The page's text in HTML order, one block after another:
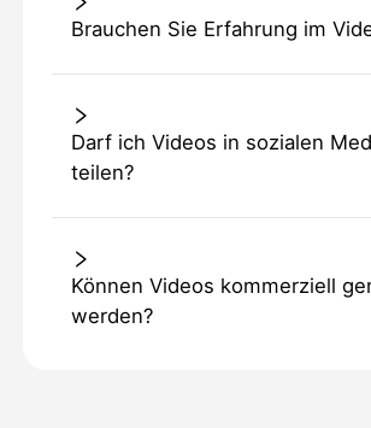
Brauchen Sie Erfahrung im
Darf ich Videos in sozialen
teilen?
Können Videos kommerziell
werden?